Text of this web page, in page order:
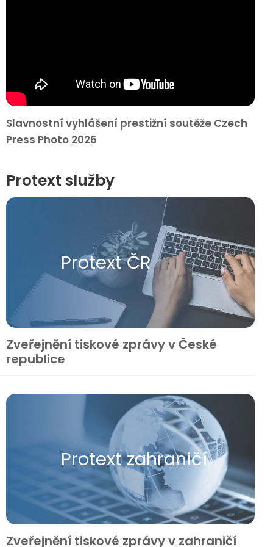
Slavnostní vyhlášení prestižní soutěže Czech
Press Photo 2026
Protext služby
Protext ČR
Zveřejnění tiskové zprávy v České
republice
Protext zahraničí
Zveřejnění tiskové zprávy v zahraničí